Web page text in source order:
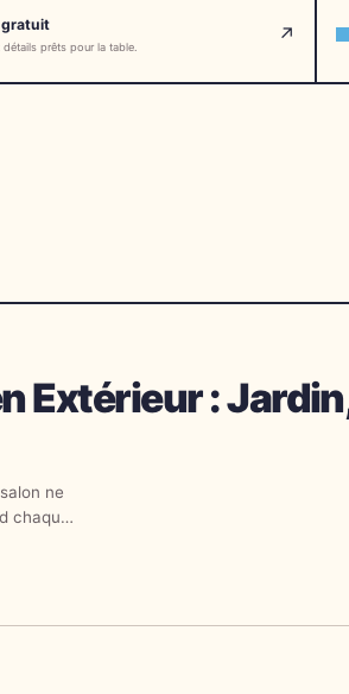
gratuit
prêts pour la table.
↗
Extérieur :
ne
chaque